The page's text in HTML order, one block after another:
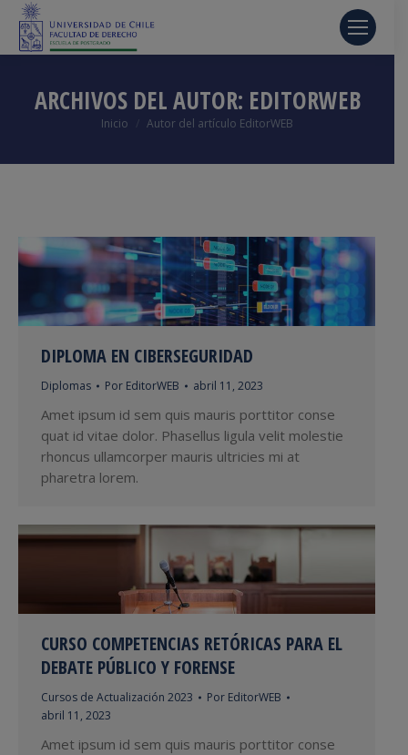
ARCHIVOS DEL AUTOR: EDITORWEB
Estás aquí:
Inicio Autor del artículo EditorWEB
DIPLOMA EN CIBERSEGURIDAD
Diplomas Por EditorWEB abril 11, 2023
Amet ipsum id sem quis mauris porttitor conse
quat id vitae dolor. Phasellus ligula velit molestie
rhoncus ullamcorper mauris ultricies mi at
pharetra lorem.
CURSO COMPETENCIAS RETÓRICAS PARA EL
DEBATE PÚBLICO Y FORENSE
Cursos de Actualización 2023 Por EditorWEB
abril 11, 2023
Amet ipsum id sem quis mauris porttitor conse